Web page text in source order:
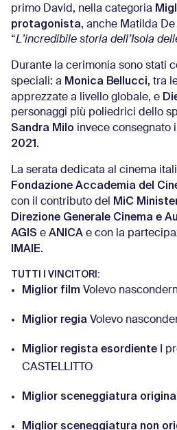
primo David, nella categoria
protagonista, anche Matilda
“L’incredibile storia dell’Isola
Durante la cerimonia sono stati
speciali: a Monica Bellucci, tra
apprezzate a livello globale, e
personaggi più poliedrici dello
Sandra Milo invece consegnato il
2021.
La serata dedicata al cinema
Fondazione Accademia del
con il contributo del MiC
Direzione Generale Cinema e
AGIS e ANICA e con la
IMAIE.
TUTTI I VINCITORI:
Miglior film Volevo
Miglior regia Volevo
Miglior regista esordiente I
CASTELLITTO
Miglior sceneggiatura
Miglior sceneggiatura non